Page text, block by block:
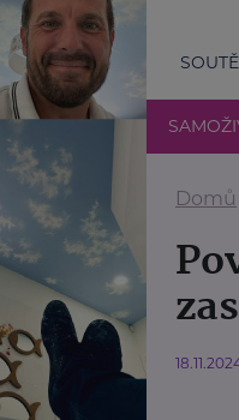
Domů